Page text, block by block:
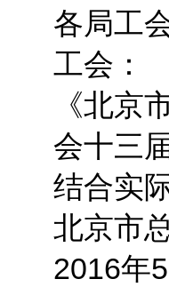
各局工
工会：
《北京
会十三
结合实
北京市
2016年